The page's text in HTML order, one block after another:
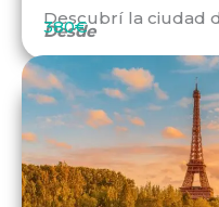
Descubrí la ciudad
Desde
380€